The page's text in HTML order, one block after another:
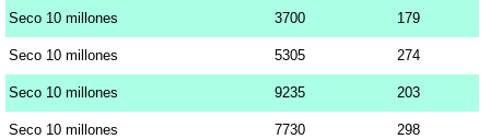
Seco 10 millones 3700 179
Seco 10 millones 5305 274
Seco 10 millones 9235 203
Seco 10 millones 7730 298